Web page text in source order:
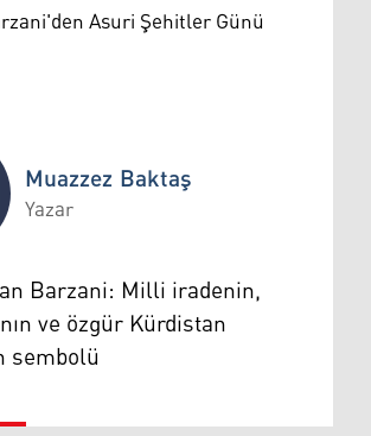
Asuri Şehitler Günü
Muazzez Baktaş
Yazar
Barzani: Milli iradenin,
ve özgür Kürdistan